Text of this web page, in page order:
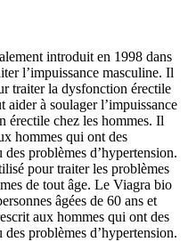
introduit en 1998 dans
l’impuissance masculine. Il
traiter la dysfonction érectile
aider à soulager l’impuissance
érectile chez les hommes. Il
hommes qui ont des
problèmes d’hypertension.
pour traiter les problèmes
de tout âge. Le Viagra bio
âgées de 60 ans et
aux hommes qui ont des
problèmes d’hypertension.